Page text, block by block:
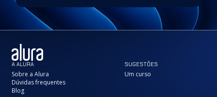
A ALURA
Sobre a Alura
Dúvidas frequentes
Blog
SUGESTÕES
Um curso